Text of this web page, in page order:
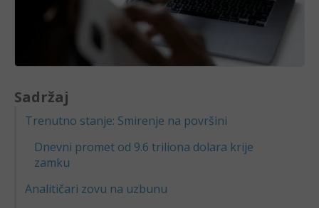
Sadržaj
Trenutno stanje: Smirenje na površini
Dnevni promet od 9.6 triliona dolara krije
zamku
Analitičari zovu na uzbunu